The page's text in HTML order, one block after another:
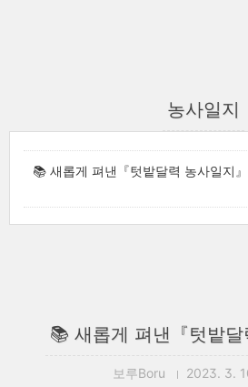
농사일지
📚 새롭게 펴낸『텃밭달력 농사일지』
📚 새롭게 펴낸『텃밭달
보루Boru 2023. 3.